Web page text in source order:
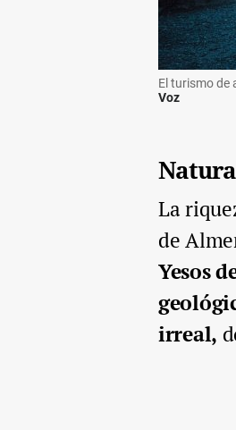
El turismo de
Voz
La
de
Yesos
irreal,